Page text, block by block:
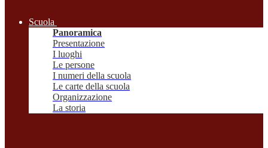
Scuola
Panoramica
Presentazione
I luoghi
Le persone
I numeri della scuola
Le carte della scuola
Organizzazione
La storia